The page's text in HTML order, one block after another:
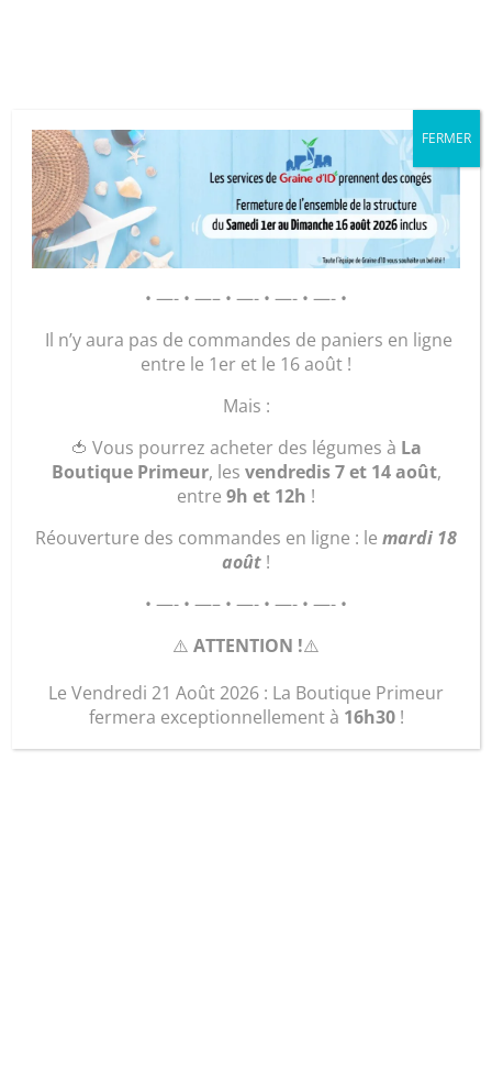
GRAINE D’ID – Régie de Quartiers
de la Roche-sur-Yon
AGIR POUR ET AVEC LES
Autres services
Graine d’ID
17 Rue des primevères
02.51.05.42.49
• —- • —– • —- • —- • —- •
Il n’y aura pas de commandes de paniers en ligne
entre le 1er et le 16 août !
Mais :
🍅 Vous pourrez acheter des légumes à La
Boutique Primeur, les vendredis 7 et 14 août,
entre 9h et 12h !
Réouverture des commandes en ligne : le mardi 18
août !
• —- • —– • —- • —- • —- •
⚠️ ATTENTION !⚠️
Le Vendredi 21 Août 2026 : La Boutique Primeur
fermera exceptionnellement à 16h30!
FERMER